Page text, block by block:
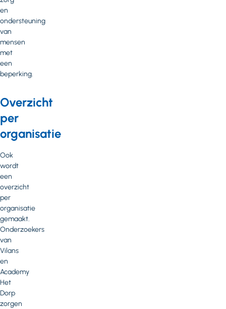
en
ondersteuning
van
mensen
met
een
beperking.
Overzicht
per
organisatie
Ook
wordt
een
overzicht
per
organisatie
gemaakt.
Onderzoekers
van
Vilans
en
Academy
Het
Dorp
zorgen